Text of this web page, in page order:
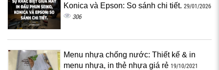
Konica và Epson: So sánh chi tiết. 29/01/2026
306
Menu nhựa chống nước: Thiết kế & in
menu nhựa, in thẻ nhựa giá rẻ 19/10/2021